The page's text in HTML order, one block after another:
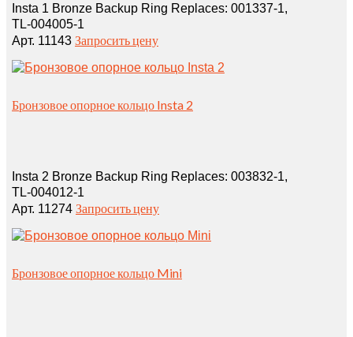
Insta 1 Bronze Backup Ring Replaces: 001337‑1,
TL‑004005‑1
Арт. 11143 Запросить цену
Бронзовое опорное кольцо Insta 2
Insta 2 Bronze Backup Ring Replaces: 003832‑1,
TL‑004012‑1
Арт. 11274 Запросить цену
Бронзовое опорное кольцо Mini